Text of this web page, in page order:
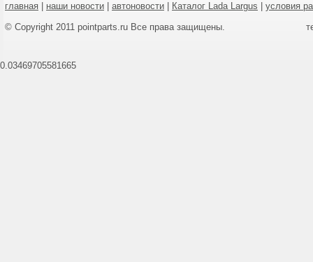
главная наши новости автоновости Каталог Lada Largus
условия
© Copyright 2011 pointparts.ru Все права защищены.
0.03469705581665